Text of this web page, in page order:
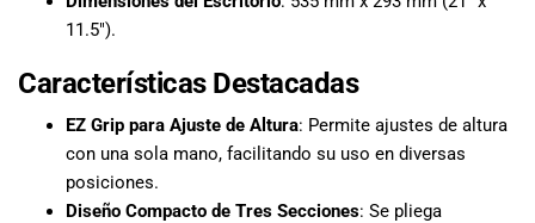
11.5″).
Características Destacadas
EZ Grip para Ajuste de Altura: Permite ajustes de altura
con una sola mano, facilitando su uso en diversas
posiciones.
Diseño Compacto de Tres Secciones: Se pliega